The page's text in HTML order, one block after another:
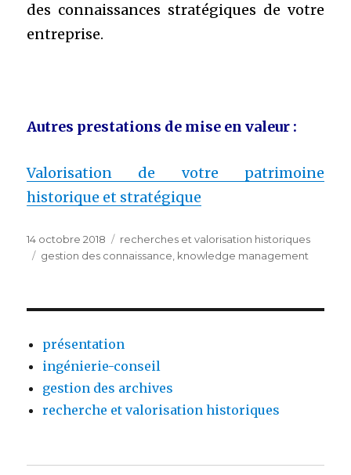
des connaissances stratégiques de votre
entreprise.
Autres prestations de mise en valeur :
Valorisation de votre patrimoine
historique et stratégique
Publié
le
14 octobre 2018 Catégories
recherches et valorisation historiques
Étiquettes
gestion des connaissance, knowledge management
présentation
ingénierie-conseil
gestion des archives
recherche et valorisation historiques